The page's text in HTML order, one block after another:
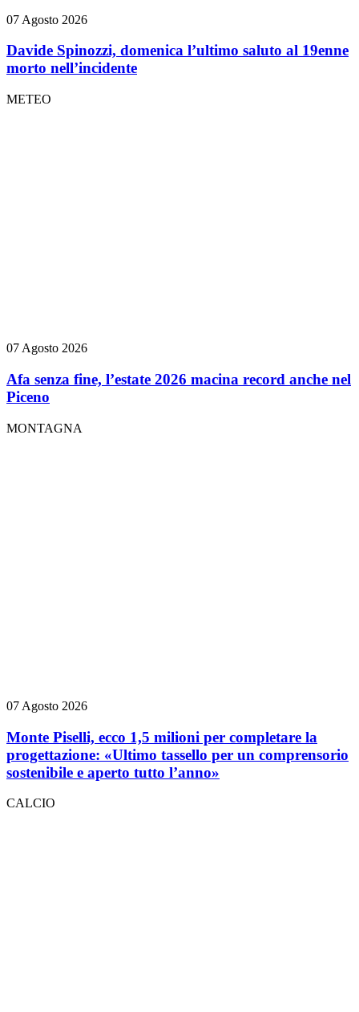
07 Agosto 2026
Davide Spinozzi, domenica l’ultimo saluto al 19enne
morto nell’incidente
METEO
07 Agosto 2026
Afa senza fine, l’estate 2026 macina record anche nel
Piceno
MONTAGNA
07 Agosto 2026
Monte Piselli, ecco 1,5 milioni per completare la
progettazione: «Ultimo tassello per un comprensorio
sostenibile e aperto tutto l’anno»
CALCIO